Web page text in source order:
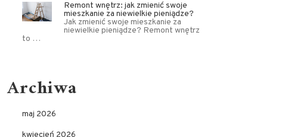
Remont wnętrz: jak zmienić swoje
mieszkanie za niewielkie pieniądze?
Jak zmienić swoje mieszkanie za
niewielkie pieniądze? Remont wnętrz
to …
Archiwa
maj 2026
kwiecień 2026